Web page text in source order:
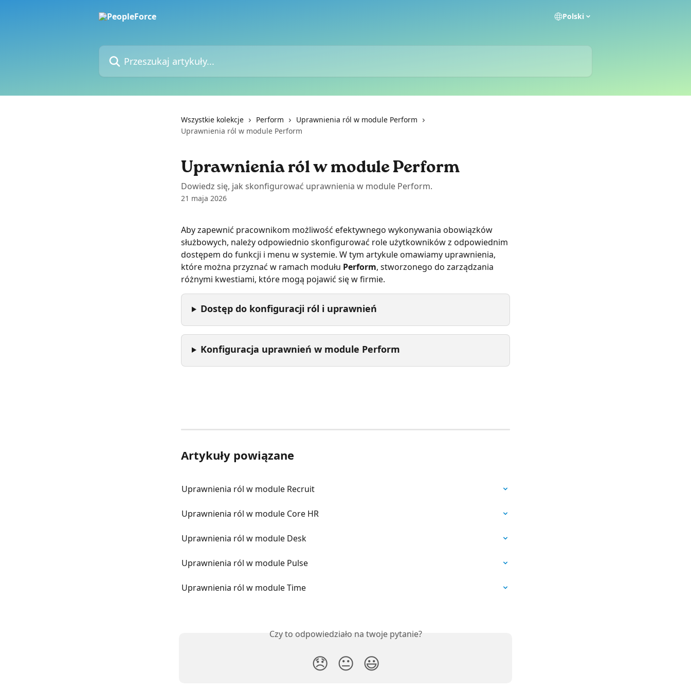
Polski
Przeszukaj artykuły...
Wszystkie kolekcje Perform
Uprawnienia ról w module Perform
Uprawnienia ról w module Perform
Uprawnienia ról w module Perform
Dowiedz się, jak skonfigurować uprawnienia w module Perform.
21 maja 2026
Aby zapewnić pracownikom możliwość efektywnego wykonywania obowiązków
służbowych, należy odpowiednio skonfigurować role użytkowników z odpowiednim
dostępem do funkcji i menu w systemie. W tym artykule omawiamy uprawnienia,
które można przyznać w ramach modułu Perform, stworzonego do zarządzania
różnymi kwestiami, które mogą pojawić się w firmie.
Dostęp do konfiguracji ról i uprawnień
Konfiguracja uprawnień w module Perform
Artykuły powiązane
Uprawnienia ról w module Recruit
Uprawnienia ról w module Core HR
Uprawnienia ról w module Desk
Uprawnienia ról w module Pulse
Uprawnienia ról w module Time
Czy to odpowiedziało na twoje pytanie?
😞 😐 😃